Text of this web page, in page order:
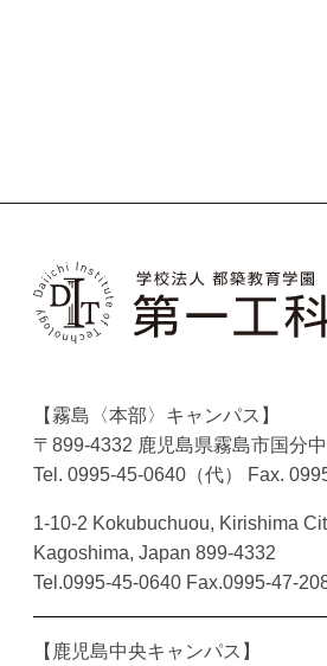
【霧島〈本部〉キャンパス】
〒899-4332 鹿児島県霧島市国分
Tel. 0995-45-0640（代）
Fax.
1-10-2 Kokubuchuou, Kirishima
Kagoshima, Japan 899-4332
Tel.0995-45-0640 Fax.0995-47-
【鹿児島中央キャンパス】